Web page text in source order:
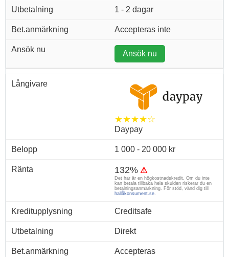
1 - 2 dagar
Accepteras inte
Ansök nu
★★★★☆
Daypay
1 000 - 20 000 kr
132% ⚠
Det här är en högkostnadskredit. Om du inte
kan betala tillbaka hela skulden riskerar du en
betalningsanmärkning. För stöd, vänd dig till
hallåkonsument.se
Creditsafe
Direkt
Accepteras